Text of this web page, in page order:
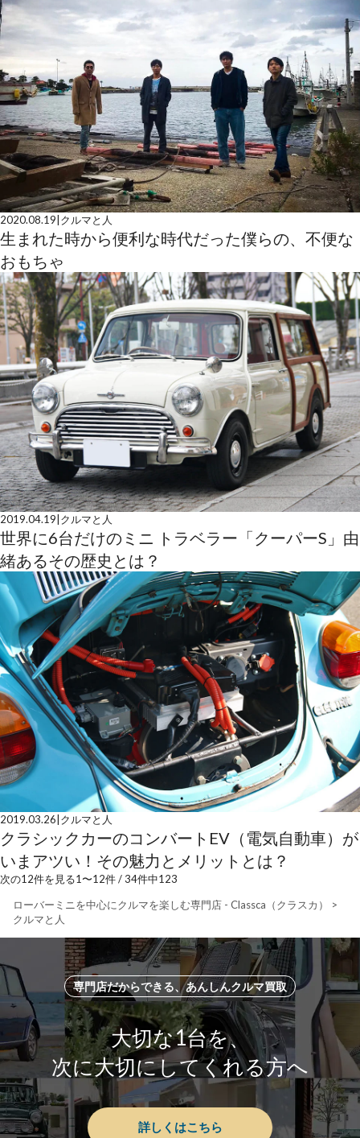
2020.08.19 クルマと人
生まれた時から便利な時代だった僕らの、不便な
おもちゃ
2019.04.19 クルマと人
世界に6台だけのミニ トラベラー「クーパーS」由
緒あるその歴史とは？
2019.03.26 クルマと人
クラシックカーのコンバートEV（電気自動車）が
いまアツい！その魅力とメリットとは？
次の12件を見る1〜12件 /34件中1 23
ローバーミニを中心にクルマを楽しむ専門店 - Classca（クラスカ）
>
クルマと人
専門店だからできる、あんしんクルマ買取
大切な1台を、
次に大切にしてくれる方へ
詳しくはこちら